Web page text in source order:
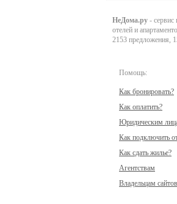
НеДома.ру - сервис
отелей и
2153 предложения,
Помощь:
Как бронировать?
Как оплатить?
Юридическим
Как подключить
Как сдать жилье?
Агентствам
Владельцам сайтов